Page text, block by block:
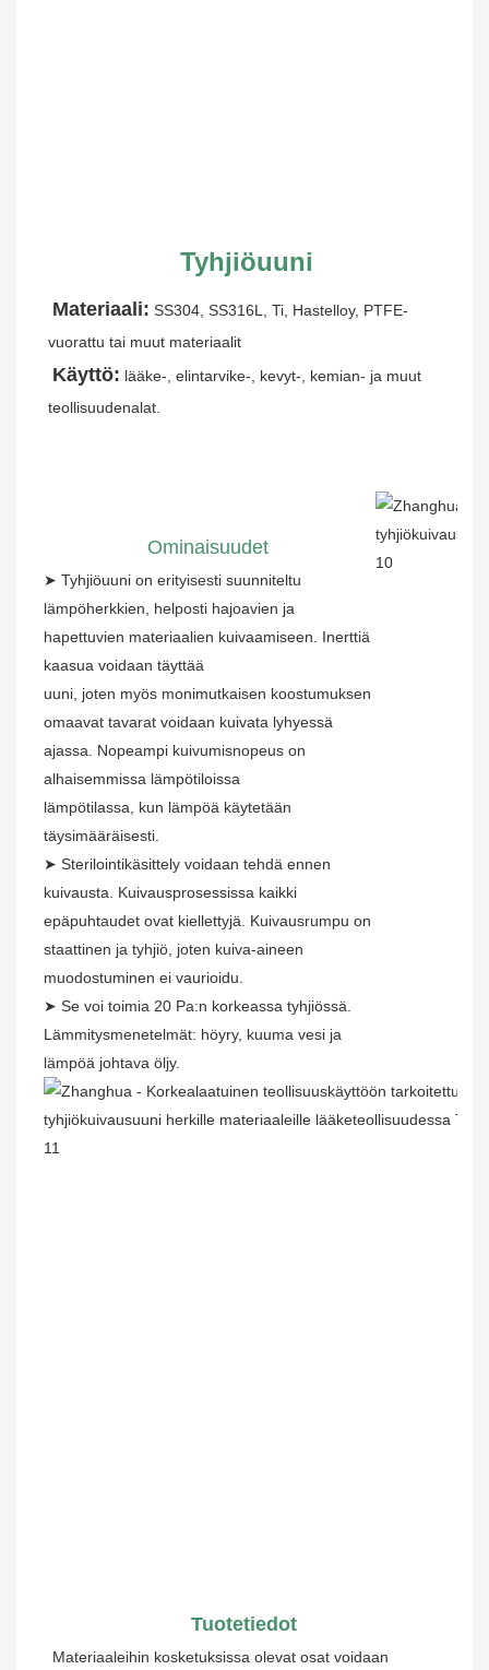
Tyhjiöuuni
Materiaali: SS304, SS316L, Ti, Hastelloy, PTFE-
vuorattu tai muut materiaalit
Käyttö: lääke-, elintarvike-, kevyt-, kemian- ja muut
teollisuudenalat.
Ominaisuudet
➤ Tyhjiöuuni on erityisesti suunniteltu
lämpöherkkien, helposti hajoavien ja
hapettuvien materiaalien kuivaamiseen. Inerttiä
kaasua voidaan täyttää
uuni, joten myös monimutkaisen koostumuksen
omaavat tavarat voidaan kuivata lyhyessä
ajassa. Nopeampi kuivumisnopeus on
alhaisemmissa lämpötiloissa
lämpötilassa, kun lämpöä käytetään
täysimääräisesti.
➤ Sterilointikäsittely voidaan tehdä ennen
kuivausta. Kuivausprosessissa kaikki
epäpuhtaudet ovat kiellettyjä. Kuivausrumpu on
staattinen ja tyhjiö, joten kuiva-aineen
muodostuminen ei vaurioidu.
➤ Se voi toimia 20 Pa:n korkeassa tyhjiössä.
Lämmitysmenetelmät: höyry, kuuma vesi ja
lämpöä johtava öljy.
Tuotetiedot
Materiaaleihin kosketuksissa olevat osat voidaan